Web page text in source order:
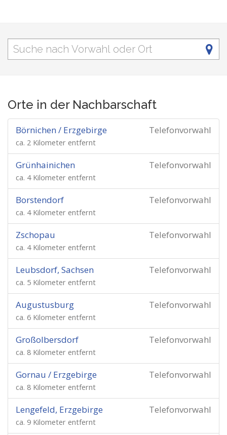
Orte in der Nachbarschaft
Telefonvorwahl
Börnichen / Erzgebirge
ca. 2 Kilometer entfernt
Telefonvorwahl
Grünhainichen
ca. 4 Kilometer entfernt
Telefonvorwahl
Borstendorf
ca. 4 Kilometer entfernt
Telefonvorwahl
Zschopau
ca. 4 Kilometer entfernt
Telefonvorwahl
Leubsdorf, Sachsen
ca. 5 Kilometer entfernt
Telefonvorwahl
Augustusburg
ca. 6 Kilometer entfernt
Telefonvorwahl
Großolbersdorf
ca. 8 Kilometer entfernt
Telefonvorwahl
Gornau / Erzgebirge
ca. 8 Kilometer entfernt
Telefonvorwahl
Lengefeld, Erzgebirge
ca. 9 Kilometer entfernt